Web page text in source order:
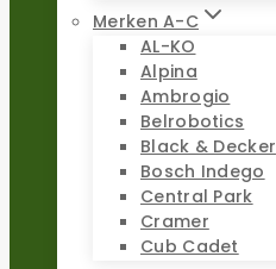
Merken A-C
AL-KO
Alpina
Ambrogio
Belrobotics
Black & Decker
Bosch Indego
Central Park
Cramer
Cub Cadet